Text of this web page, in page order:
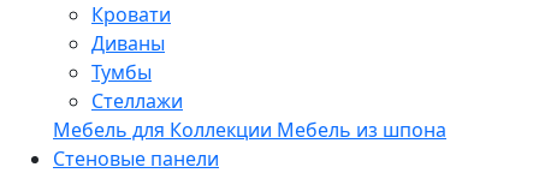
Кровати
Диваны
Тумбы
Стеллажи
Мебель для Коллекции Мебель из шпона
Стеновые панели